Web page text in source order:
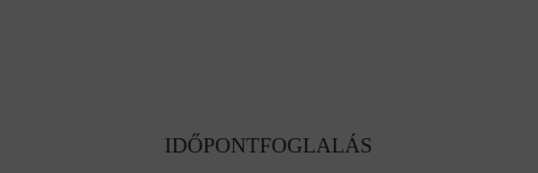
IDŐPONTFOGLALÁS